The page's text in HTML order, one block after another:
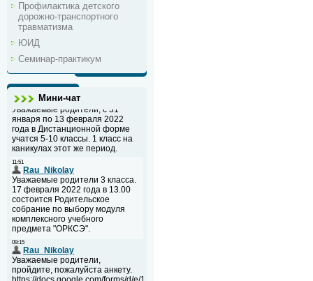
Профилактика детского
дорожно-транспортного
травматизма
ЮИД
Семинар-практикум
Мини-чат